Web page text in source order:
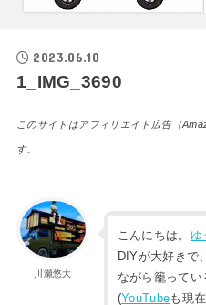
2023.06.10
1_IMG_3690
このサイトはアフィリエイト広告（
す。
川瀬悠大
こんにちは。 ゆ
DIYが大好きで
ながら籠ってい
(YouTubeも現